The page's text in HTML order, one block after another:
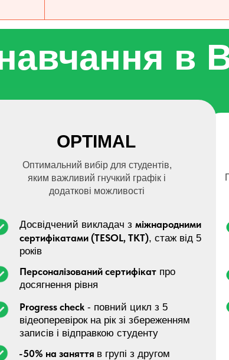
в
OPTIMAL
Досвідчений викладач з міжнародними
сертифікатами (TESOL, TKT), стаж від 5
років
Персоналізований сертифікат про
досягнення рівня
Оптимальний вибір для студентів,
яким важливий гнучкий графік і
додаткові можливості
Progress check - повний цикл з 5
відеоперевірок на рік зі збереженням
записів і відправкою студенту
-50% на заняття в групі з другом